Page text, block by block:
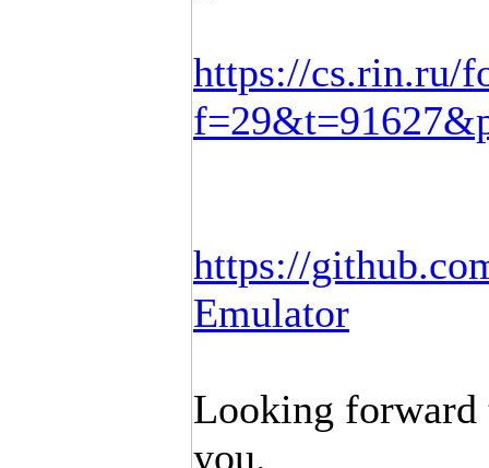
https://cs.rin.ru/
https://
Emulator
Looking forward
you.